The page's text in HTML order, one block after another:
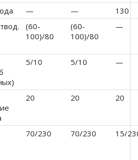
— —
130
(60-
100)/80
(60-
100)/80
—
5/10 5/10 —
20 20 20
70/230 70/230 15/